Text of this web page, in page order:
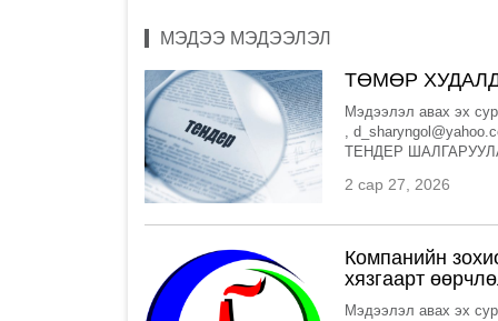
МЭДЭЭ МЭДЭЭЛЭЛ
ТӨМӨР
Мэдээлэл авах эх
,
ТЕНДЕР
2 сар 27, 2026
Компанийн
хязгаарт
Мэдээлэл авах эх